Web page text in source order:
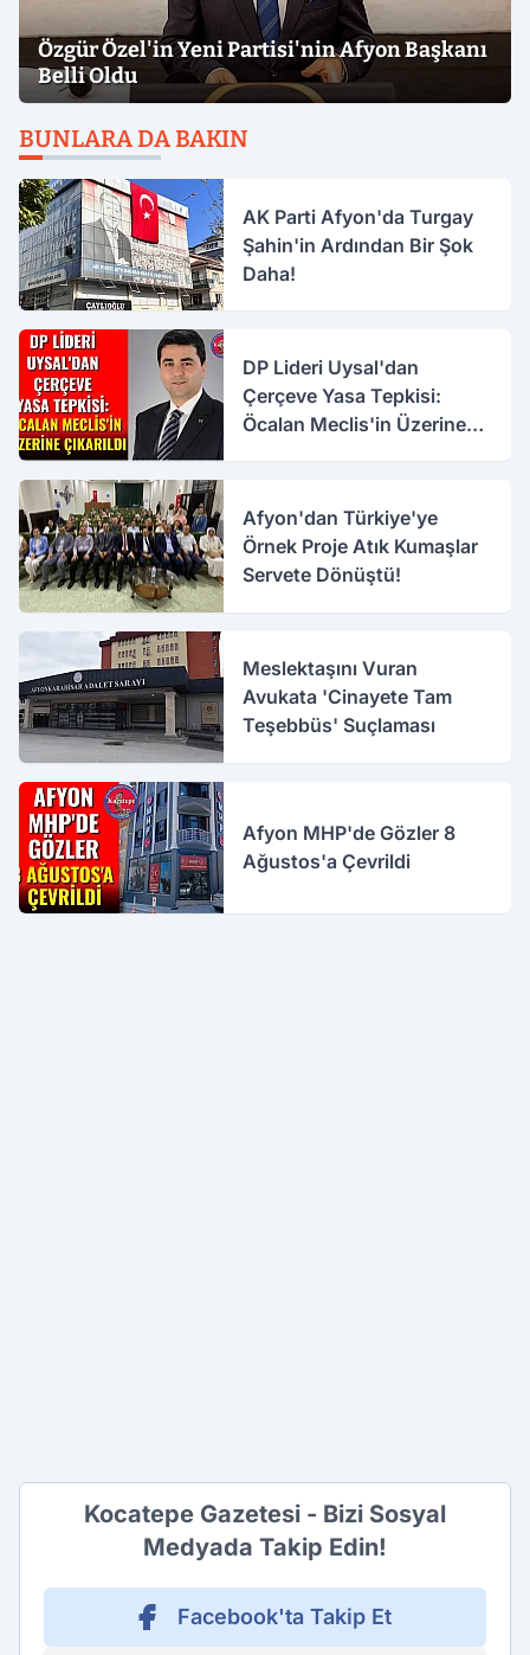
Özgür Özel'in Yeni Partisi'nin Afyon Başkanı
Belli Oldu
BUNLARA DA BAKIN
AK Parti Afyon'da Turgay
Şahin'in Ardından Bir Şok
Daha!
DP Lideri Uysal'dan
Çerçeve Yasa Tepkisi:
Öcalan Meclis'in Üzerine
Afyon'dan Türkiye'ye
Örnek Proje Atık Kumaşlar
Servete Dönüştü!
Meslektaşını Vuran
Avukata 'Cinayete Tam
Teşebbüs' Suçlaması
Afyon MHP'de Gözler 8
Ağustos'a Çevrildi
Kocatepe Gazetesi - Bizi Sosyal
Medyada Takip Edin!
Facebook'ta Takip Et